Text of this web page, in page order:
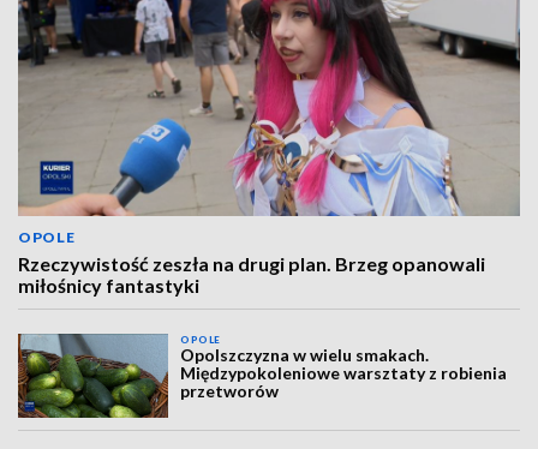
OPOLE
Rzeczywistość zeszła na drugi plan. Brzeg opanowali
miłośnicy fantastyki
OPOLE
Opolszczyzna w wielu smakach.
Międzypokoleniowe warsztaty z robienia
przetworów